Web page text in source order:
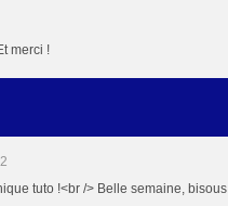
merci !
tuto !<br /> Belle semaine, bisous